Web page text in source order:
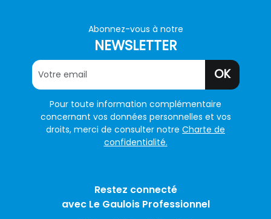
Abonnez-vous à notre
NEWSLETTER
OK
Pour toute information complémentaire
concernant vos données personnelles et vos
droits, merci de consulter notre Charte de
confidentialité.
Restez connecté
avec Le Gaulois Professionnel